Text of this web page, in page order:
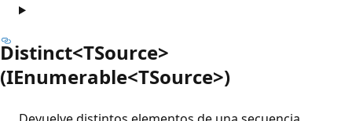
Distinct<TSource>
(IEnumerable<TSource>)